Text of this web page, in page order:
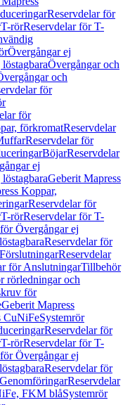
Reservdelar för
T-rörReservdelar för T-
Övergångar ej
Övergångar och
och
för
för
förkromatReservdelar
Reservdelar för
BöjarReservdelar
ej
Geberit Mapress
Koppar,
Reservdelar för
T-rörReservdelar för T-
Övergångar ej
Reservdelar för
FörslutningarReservdelar
för AnslutningarTillbehör
rörledningar och
för
Geberit Mapress
CuNiFeSystemrör
Reservdelar för
T-rörReservdelar för T-
Övergångar ej
Reservdelar för
GenomföringarReservdelar
FKM blåSystemrör